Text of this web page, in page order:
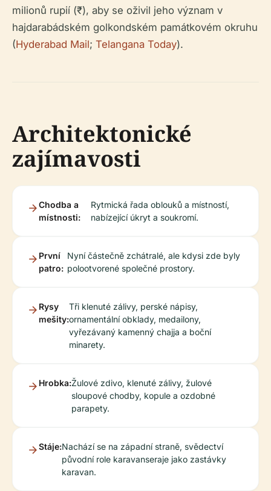
milionů rupií (₹), aby se oživil jeho význam v
hajdarabádském golkondském památkovém okruhu
(Hyderabad Mail; Telangana Today).
Architektonické
zajímavosti
Chodba a
místnosti:
Rytmická řada oblouků a místností,
nabízející úkryt a soukromí.
První
patro:
Nyní částečně zchátralé, ale kdysi zde byly
polootvorené společné prostory.
Rysy
mešity:
Tři klenuté zálivy, perské nápisy,
ornamentální obklady, medailony,
vyřezávaný kamenný chajja a boční
minarety.
Hrobka:Žulové zdivo, klenuté zálivy, žulové
sloupové chodby, kopule a ozdobné
parapety.
Stáje:Nachází se na západní straně, svědectví
původní role karavanseraje jako zastávky
karavan.